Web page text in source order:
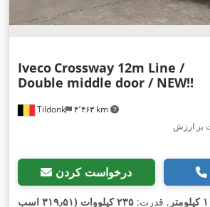
Tildonk ۴٬۴۶۳ km
Iveco Crossway 12m Line /
Double middle door / NEW!!
بر ارزش
درخواست کردن
۱ کیلومتر , قدرت:
۲۳۵ کیلووات (۳۱۹٫۵۱ اسب